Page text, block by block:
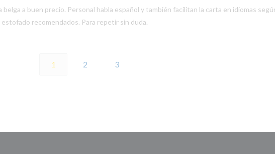
belga a buen precio. Personal habla español y también facilitan la carta en idiomas
recomendados. Para repetir sin duda.
1 2 3